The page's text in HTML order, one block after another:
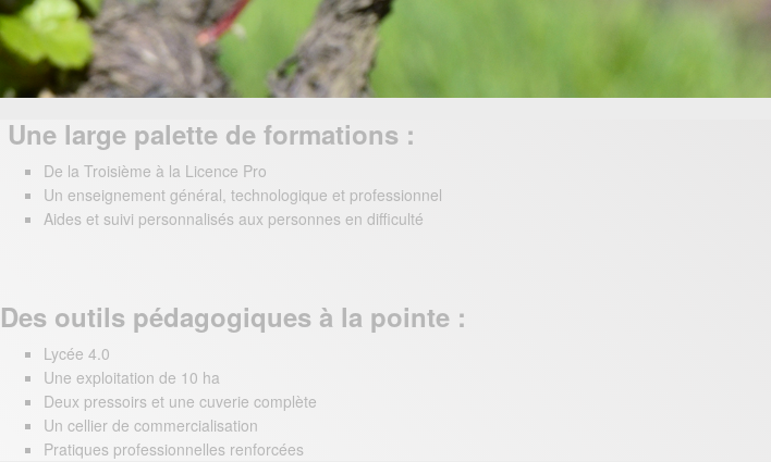
Une large palette de formations :
De la Troisième à la Licence Pro
Un enseignement général, technologique et professionnel
Aides et suivi personnalisés aux personnes en difficulté
Des outils pédagogiques à la pointe :
Lycée 4.0
Une exploitation de 10 ha
Deux pressoirs et une cuverie complète
Un cellier de commercialisation
Pratiques professionnelles renforcées